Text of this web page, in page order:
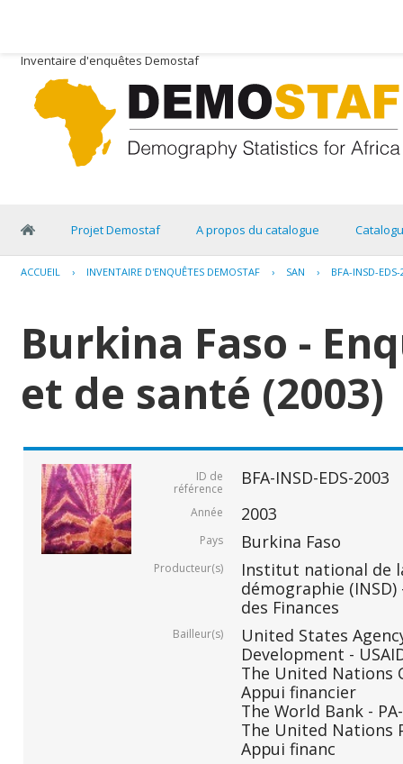
Inventaire d'enquêtes Demostaf
Projet Demostaf A propos du catalogue
ACCUEIL › INVENTAIRE D'ENQUÊTES DEMOSTAF › SAN › BFA-INSD-
Burkina Faso -
et de santé (2003)
ID de
référence
BFA-INSD-EDS-2003
Année 2003
Pays Burkina Faso
Producteur(s)
Institut national de
démographie
des Finances
Bailleur(s)
United States
Development -
The United Nations
Appui financier
The World Bank -
The United Nations
Appui financ